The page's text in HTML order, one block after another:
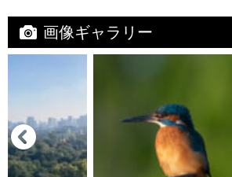
画像ギャラリー